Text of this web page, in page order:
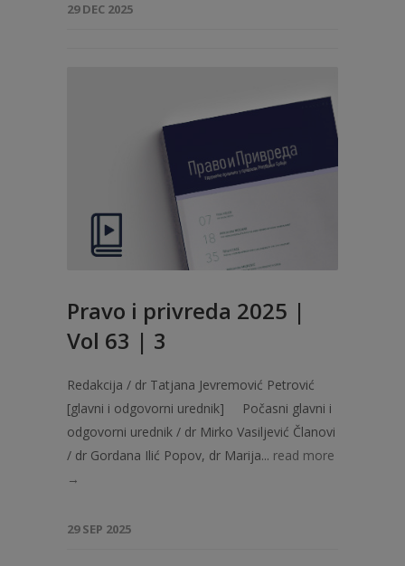
29 DEC 2025
Pravo i privreda 2025 |
Vol 63 | 3
Redakcija / dr Tatjana Jevremović Petrović
[glavni i odgovorni urednik] Počasni glavni i
odgovorni urednik / dr Mirko Vasiljević Članovi
/ dr Gordana Ilić Popov, dr Marija... read more
→
29 SEP 2025